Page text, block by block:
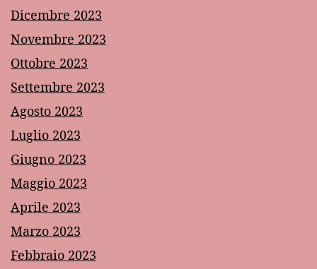
Dicembre 2023
Novembre 2023
Ottobre 2023
Settembre 2023
Agosto 2023
Luglio 2023
Giugno 2023
Maggio 2023
Aprile 2023
Marzo 2023
Febbraio 2023